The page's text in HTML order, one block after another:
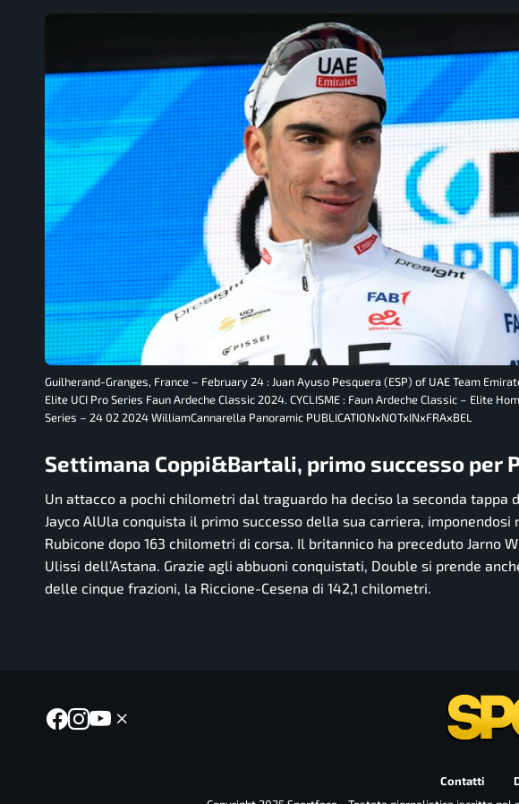
Guilherand-Granges, France – February 24 : Juan Ayuso Pesquera (ESP) of UAE Team
Elite UCI Pro Series Faun Ardeche Classic 2024. CYCLISME : Faun Ardeche Classic – Elite
Series – 24 02 2024 WilliamCannarella Panoramic PUBLICATIONxNOTxINxFRAxBEL
Settimana Coppi&Bartali, primo successo per
Un attacco a pochi chilometri dal traguardo ha deciso la seconda tappa
Jayco AlUla conquista il primo successo della sua carriera,
Rubicone dopo 163 chilometri di corsa. Il britannico ha preceduto Jarno
Ulissi dell’Astana. Grazie agli abbuoni conquistati, Double si prende
delle cinque frazioni, la Riccione-Cesena di 142,1 chilometri.
Contatti